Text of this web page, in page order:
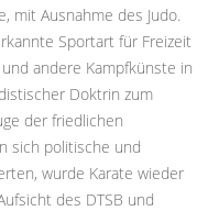
mit Ausnahme des Judo.
Sportart für Freizeit
andere Kampfkünste in
Doktrin zum
der friedlichen
sich politische und
wurde Karate wieder
des DTSB und